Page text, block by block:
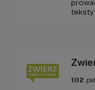
102